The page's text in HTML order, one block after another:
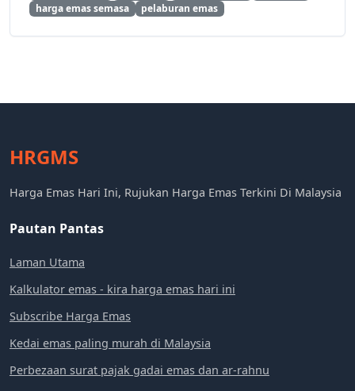
harga emas semasa
pelaburan emas
HRGMS
Harga Emas Hari Ini, Rujukan Harga Emas Terkini Di Malaysia
Pautan Pantas
Laman Utama
Kalkulator emas - kira harga emas hari ini
Subscribe Harga Emas
Kedai emas paling murah di Malaysia
Perbezaan surat pajak gadai emas dan ar-rahnu